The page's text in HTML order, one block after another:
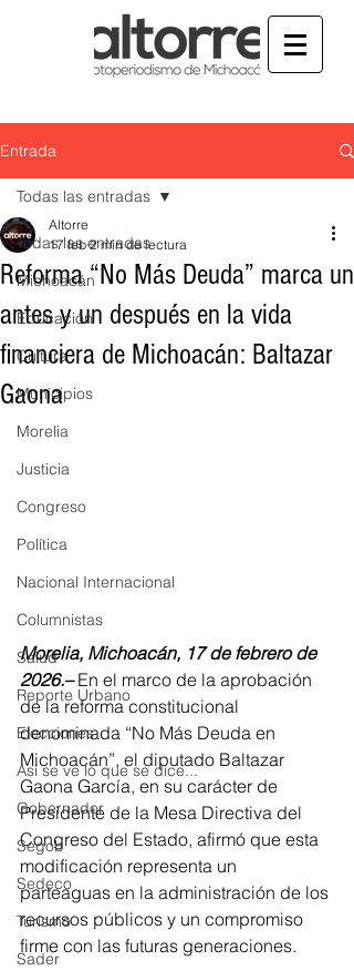
Entrada
Todas las entradas
Michoacán
Educación
Cultura
Municipios
Morelia
Justicia
Congreso
Política
Nacional Internacional
Columnistas
Salud
Reporte Urbano
Elecciones
Así se ve lo que se dice...
Gobernador
Segob
Sedeco
Turismo
Sader
Todas las entradas
Reforma “No Más Deuda” marca un
antes y un después en la vida
financiera de Michoacán: Baltazar
Gaona
Altorre
17 feb 2 min de lectura
Morelia, Michoacán, 17 de febrero de
2026.– En el marco de la aprobación
de la reforma constitucional
denominada “No Más Deuda en
Michoacán”, el diputado Baltazar
Gaona García, en su carácter de
Presidente de la Mesa Directiva del
Congreso del Estado, afirmó que esta
modificación representa un
parteaguas en la administración de los
recursos públicos y un compromiso
firme con las futuras generaciones.